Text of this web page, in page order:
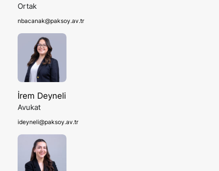
Ortak
nbacanak@paksoy.av.tr
İrem Deyneli
Avukat
ideyneli@paksoy.av.tr